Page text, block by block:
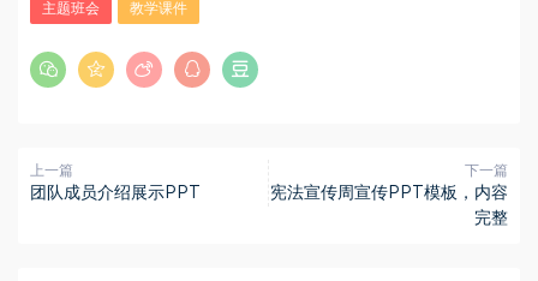
主题班会 教学课件
上一篇
团队成员介绍展示PPT
下一篇
宪法宣传周宣传PPT模板，内容
完整